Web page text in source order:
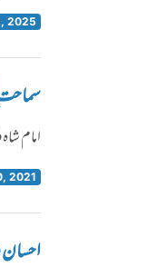
2025
امام
2021